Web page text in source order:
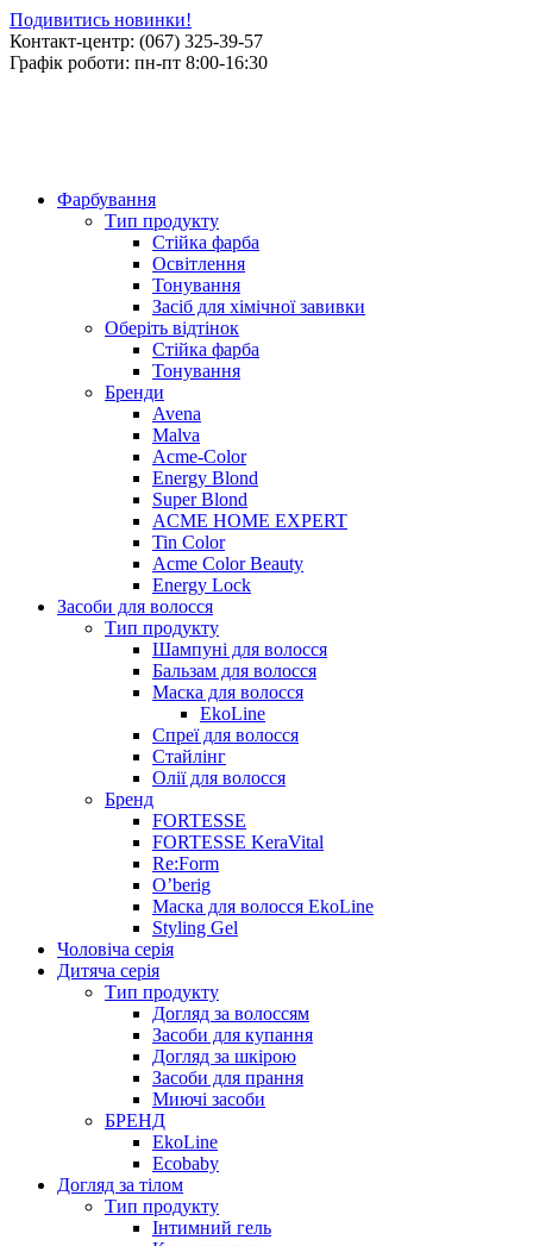
Подивитись новинки!
Контакт-центр: (067) 325-39-57
Графік роботи: пн-пт 8:00-16:30
Фарбування
Тип продукту
Стійка фарба
Освітлення
Тонування
Засіб для хімічної завивки
Оберіть відтінок
Стійка фарба
Тонування
Бренди
Avena
Malva
Acme-Color
Energy Blond
Super Blond
ACME HOME EXPERT
Tin Color
Acme Color Beauty
Energy Lock
Засоби для волосся
Тип продукту
Шампуні для волосся
Бальзам для волосся
Маска для волосся
EkoLine
Спреї для волосся
Стайлінг
Олії для волосся
Бренд
FORTESSE
FORTESSE KeraVital
Re:Form
O’berig
Маска для волосся EkoLine
Styling Gel
Чоловіча серія
Дитяча серія
Тип продукту
Догляд за волоссям
Засоби для купання
Догляд за шкірою
Засоби для прання
Миючі засоби
БРЕНД
EkoLine
Ecobaby
Догляд за тілом
Тип продукту
Інтимний гель